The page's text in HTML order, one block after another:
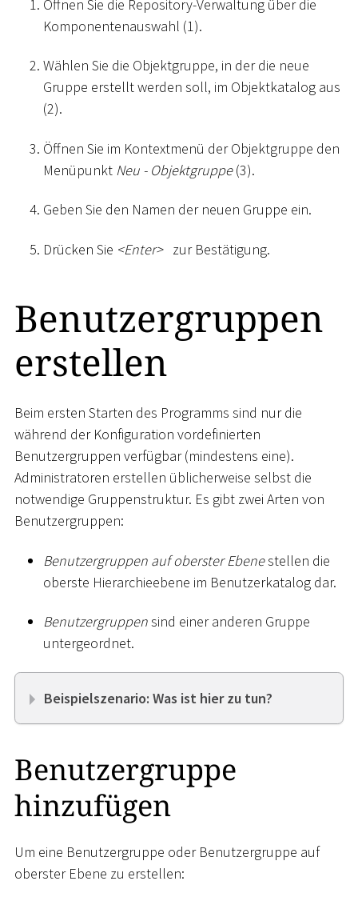
Öffnen Sie die Repository-Verwaltung über die
Komponentenauswahl (1).
Wählen Sie die Objektgruppe, in der die neue
Gruppe erstellt werden soll, im Objektkatalog aus
(2).
Öffnen Sie im Kontextmenü der Objektgruppe den
Menüpunkt Neu - Objektgruppe(3).
Geben Sie den Namen der neuen Gruppe ein.
Drücken Sie <Enter> zur Bestätigung.
Benutzergruppen
erstellen
Beim ersten Starten des Programms sind nur die
während der Konfiguration vordefinierten
Benutzergruppen verfügbar (mindestens eine).
Administratoren erstellen üblicherweise selbst die
notwendige Gruppenstruktur. Es gibt zwei Arten von
Benutzergruppen:
Benutzergruppen auf oberster Ebenestellen die
oberste Hierarchieebene im Benutzerkatalog dar.
Benutzergruppensind einer anderen Gruppe
untergeordnet.
Beispielszenario: Was ist hier zu tun?
Benutzergruppe
hinzufügen
Um eine Benutzergruppe oder Benutzergruppe auf
oberster Ebene zu erstellen: